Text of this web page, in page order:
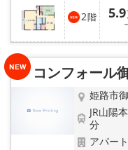
2階 5.9
－
コンフォール
姫路市
JR山陽
分
アパー